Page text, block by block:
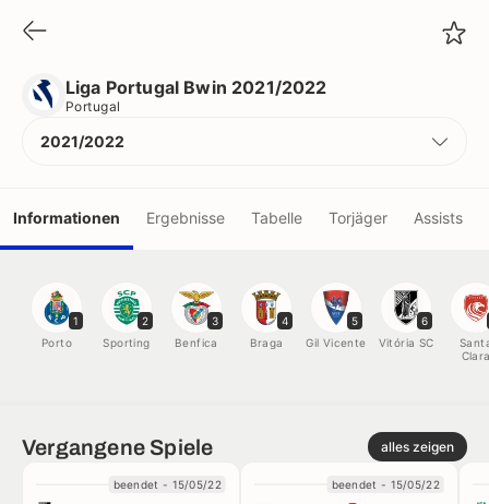
Liga Portugal Bwin 2021/2022
Portugal
2021/2022
Informationen Ergebnisse Tabelle Torjäger Assists
Spieler
Rekorde
1
Porto
2
Sporting
3
Benfica
4
Braga
5
Gil Vicente
6
Vitória SC
Vergangene Spiele alles zeigen
beendet - 15/05/22 beendet - 15/05/22